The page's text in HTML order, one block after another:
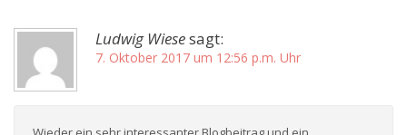
Ludwig Wiesesagt:
7. Oktober 2017 um 12:56 p.m. Uhr